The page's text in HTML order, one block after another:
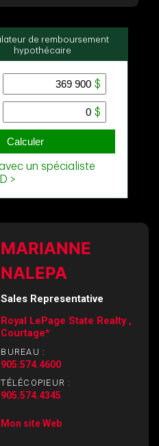
MARIANNE
NALEPA
Sales Representative
Royal LePage State Realty ,
Courtage*
BUREAU :
905.574.4600
TÉLÉCOPIEUR :
905.574.4345
Mon site Web